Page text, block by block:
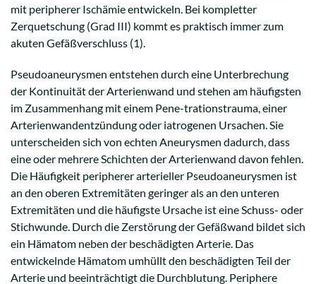
mit peripherer Ischämie entwickeln. Bei kompletter
Zerquetschung (Grad III) kommt es praktisch immer zum
akuten Gefäßverschluss (1).
Pseudoaneurysmen entstehen durch eine Unterbrechung
der Kontinuität der Arterienwand und stehen am häufigsten
im Zusammenhang mit einem Pene-trationstrauma, einer
Arterienwandentzündung oder iatrogenen Ursachen. Sie
unterscheiden sich von echten Aneurysmen dadurch, dass
eine oder mehrere Schichten der Arterienwand davon fehlen.
Die Häufigkeit peripherer arterieller Pseudoaneurysmen ist
an den oberen Extremitäten geringer als an den unteren
Extremitäten und die häufigste Ursache ist eine Schuss- oder
Stichwunde. Durch die Zerstörung der Gefäßwand bildet sich
ein Hämatom neben der beschädigten Arterie. Das
entwickelnde Hämatom umhüllt den beschädigten Teil der
Arterie und beeinträchtigt die Durchblutung. Periphere